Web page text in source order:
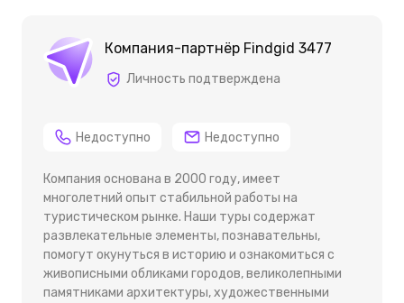
Компания-партнёр Findgid 3477
Личность подтверждена
Недоступно Недоступно
Компания основана в 2000 году, имеет
многолетний опыт стабильной работы на
туристическом рынке. Наши туры содержат
развлекательные элементы, познавательны,
помогут окунуться в историю и ознакомиться с
живописными обликами городов, великолепными
памятниками архитектуры, художественными